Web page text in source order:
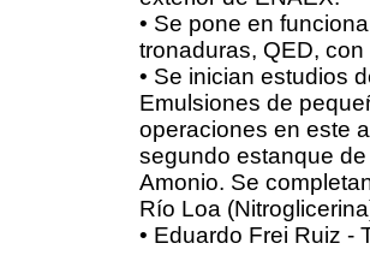
• Se pone en
tronaduras, QED,
• Se inician estudios
Emulsiones de
operaciones en este
segundo estanque
Amonio. Se
Río Loa
• Eduardo Frei Ruiz -